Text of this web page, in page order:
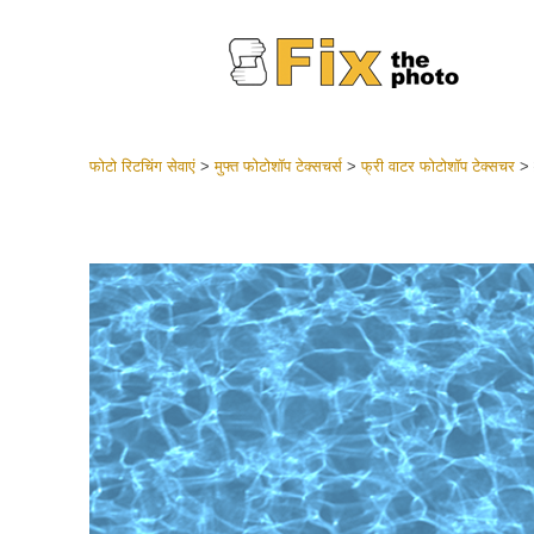
शादी की
बेस्ट
मोबाइल
फोटो रिटचिंग सेवाएं>मुफ्त फोटोशॉप टेक्सचर्स>फ्री वाटर फोटोशॉप टेक्सचर>